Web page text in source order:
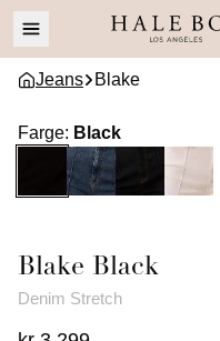
Jeans Blake
Farge: Black
Blake Black
Denim Stretch